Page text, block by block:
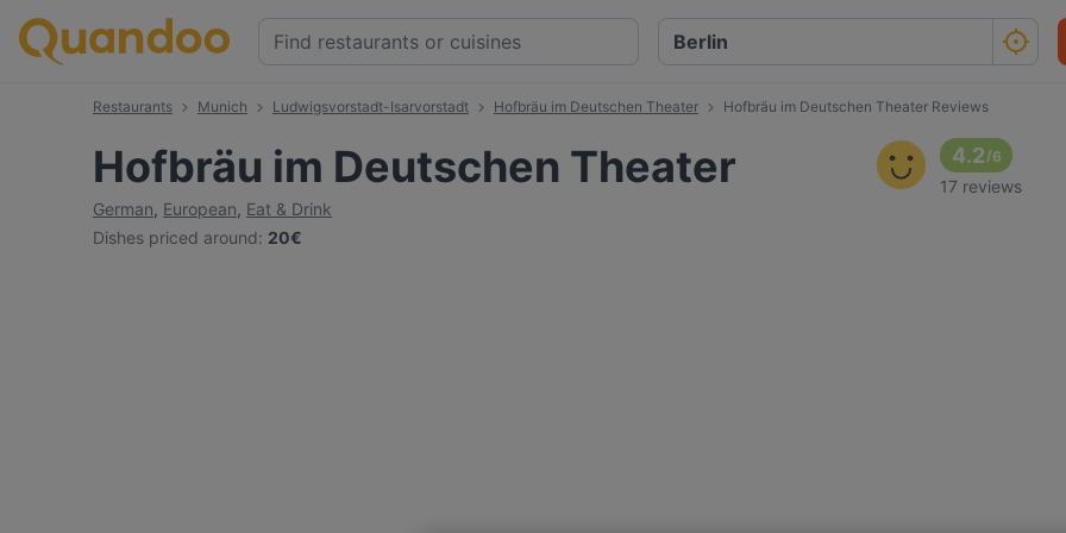
Restaurants Munich Ludwigsvorstadt-Isarvorstadt Hofbräu im Deutschen Theater Hofbräu im Deutschen Theater Reviews
Hofbräu im Deutschen Theater
German, European, Eat & Drink
Dishes priced around: 20€
4.2/6
17 reviews